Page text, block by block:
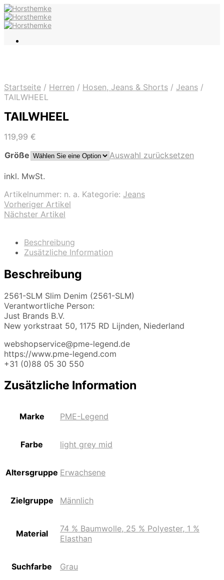
Startseite / Herren / Hosen, Jeans & Shorts / Jeans /
TAILWHEEL
TAILWHEEL
119,99 €
Größe
Auswahl zurücksetzen
inkl. MwSt.
Artikelnummer: n. a. Kategorie: Jeans
Vorheriger Artikel
Nächster Artikel
Beschreibung
Zusätzliche Information
Beschreibung
2561-SLM Slim Denim (2561-SLM)
Verantwortliche Person:
Just Brands B.V.
New yorkstraat 50, 1175 RD Lijnden, Niederland
webshopservice@pme-legend.de
https://www.pme-legend.com
+31 (0)88 05 30 550
Zusätzliche Information
Marke PME-Legend
Farbe light grey mid
Altersgruppe Erwachsene
Zielgruppe Männlich
Material
74 % Baumwolle, 25 % Polyester, 1 %
Elasthan
Suchfarbe Grau